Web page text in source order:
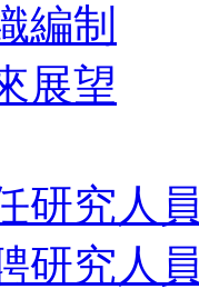
編制
展望
研究人員
研究人員